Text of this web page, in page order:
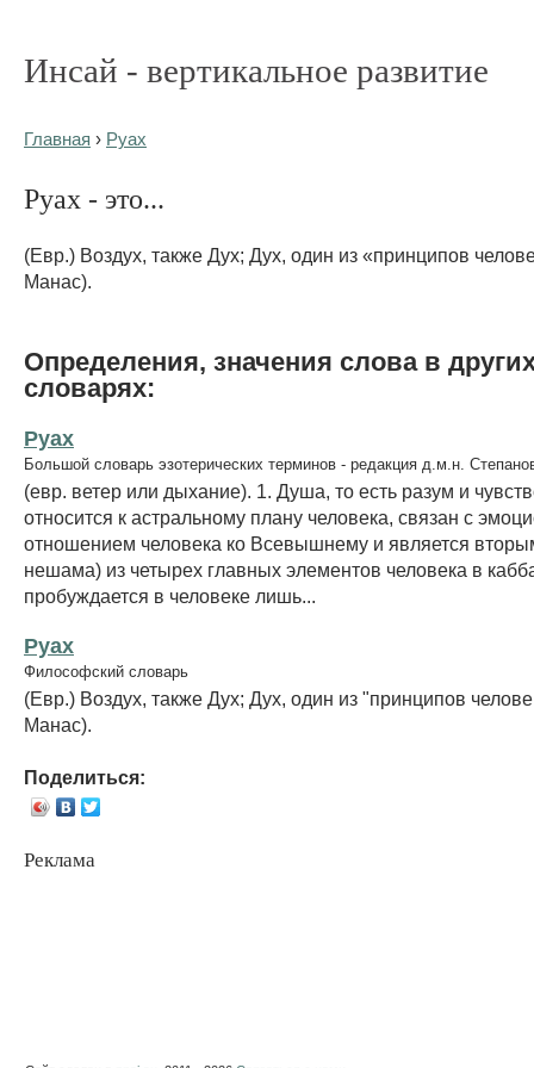
Инсай - вертикальное развитие
Главная › Руах
Руах - это...
(Евр.) Воздух, также Дух; Дух, один из «принципов
Манас).
Определения, значения слова в
словарях:
Руах
Большой словарь эзотерических терминов - редакция д.м.н.
(евр. ветер или дыхание). 1. Душа, то есть разум и
относится к астральному плану человека, связан с
отношением человека ко Всевышнему и является
нешама) из четырех главных элементов человека в
пробуждается в человеке лишь...
Руах
Философский словарь
(Евр.) Воздух, также Дух; Дух, один из "принципов
Манас).
Поделиться:
Реклама